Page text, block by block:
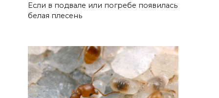
Если в подвале или погребе появилась
белая плесень